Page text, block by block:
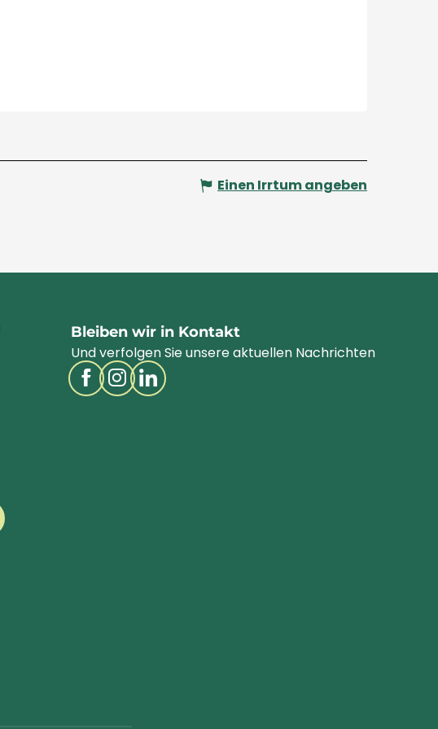
Einen Irrtum angeben
Bleiben wir in Kontakt
Und verfolgen Sie unsere aktuellen Nachrichten